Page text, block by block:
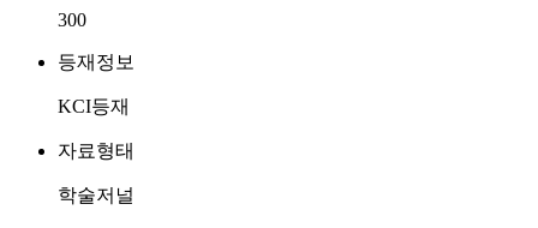
300
등재정보
KCI등재
자료형태
학술저널